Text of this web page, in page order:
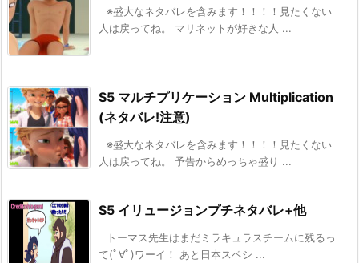
※盛大なネタバレを含みます！！！！見たくない
人は戻ってね。 マリネットが好きな人 ...
S5 マルチプリケーション Multiplication
(ネタバレ!注意)
※盛大なネタバレを含みます！！！！見たくない
人は戻ってね。 予告からめっちゃ盛り ...
S5 イリュージョンプチネタバレ+他
トーマス先生はまだミラキュラスチームに残るっ
て(ﾟ∀ﾟ)ワーイ！ あと日本スペシ ...